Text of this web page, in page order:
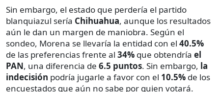
Sin embargo, el estado que perdería el partido
blanquiazul sería Chihuahua, aunque los resultados
aún le dan un margen de maniobra. Según el
sondeo, Morena se llevaría la entidad con el 40.5%
de las preferencias frente al 34% que obtendría el
PAN, una diferencia de 6.5 puntos. Sin embargo, la
indecisión podría jugarle a favor con el 10.5% de los
encuestados que aún no sabe por quien votará.